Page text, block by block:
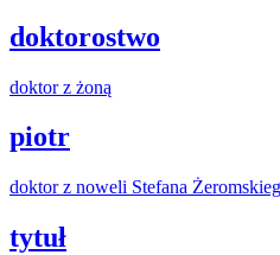
doktorostwo
doktorz żoną
piotr
doktorz noweli Stefana
tytuł